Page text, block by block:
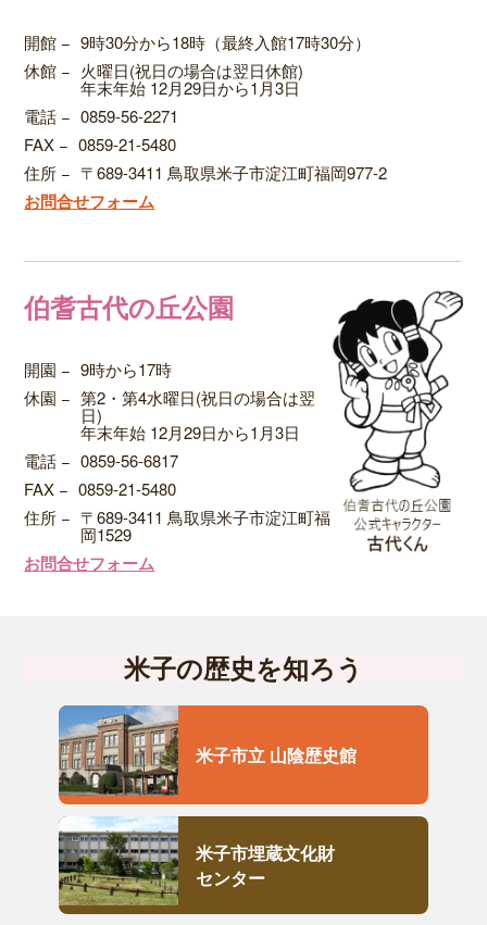
開館 − 9時30分から18時（最終入館17時30分）
休館 − 火曜日(祝日の場合は翌日休館)
年末年始 12月29日から1月3日
電話 − 0859-56-2271
FAX − 0859-21-5480
住所 − 〒689-3411 鳥取県米子市淀江町福岡977-2
お問合せフォーム
伯耆古代の丘公園
開園 − 9時から17時
休園 − 第2・第4水曜日(祝日の場合は翌
日)
年末年始 12月29日から1月3日
電話 − 0859-56-6817
FAX − 0859-21-5480
住所 − 〒689-3411 鳥取県米子市淀江町福
岡1529
お問合せフォーム
米子の歴史を知ろう
米子市立 山陰歴史館
米子市埋蔵文化財
センター